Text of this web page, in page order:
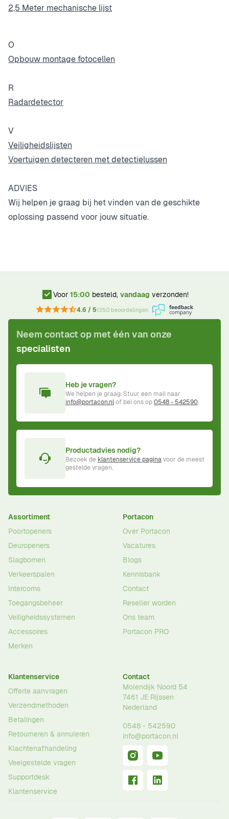
2,5 Meter mechanische lijst
O
Opbouw montage fotocellen
R
Radardetector
V
Veiligheidslijsten
Voertuigen detecteren met detectielussen
ADVIES
Wij helpen je graag bij het vinden van de geschikte
oplossing passend voor jouw situatie.
Voor 15:00 besteld, vandaag verzonden!
4.6 / 51350 beoordelingen
Neem contact op met één van onze
specialisten
Heb je vragen?
We helpen je graag. Stuur een mail naar
info@portacon.nlof bel ons op0548 - 542590.
Productadvies nodig?
Bezoek de klantenservice paginavoor de meest
gestelde vragen.
Assortiment
Poortopeners
Deuropeners
Slagbomen
Verkeerspalen
Intercoms
Toegangsbeheer
Veiligheidssystemen
Accessoires
Merken
Portacon
Over Portacon
Vacatures
Blogs
Kennisbank
Contact
Reseller worden
Ons team
Portacon PRO
Klantenservice
Offerte aanvragen
Verzendmethoden
Betalingen
Retourneren & annuleren
Klachtenafhandeling
Veelgestelde vragen
Supportdesk
Klantenservice
Contact
Molendijk Noord 54
7461 JE Rijssen
Nederland
0548 - 542590
info@portacon.nl